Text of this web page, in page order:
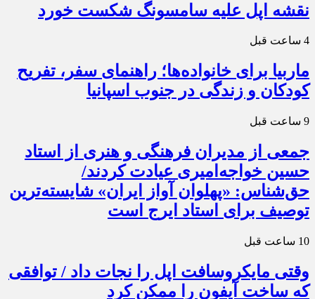
نقشه اپل علیه سامسونگ شکست خورد
4 ساعت قبل
ماربیا برای خانواده‌ها؛ راهنمای سفر، تفریح
کودکان و زندگی در جنوب اسپانیا
9 ساعت قبل
جمعی از مدیران فرهنگی و هنری از استاد
حسین خواجه‌امیری عیادت کردند/
حق‌شناس: «پهلوان آواز ایران» شایسته‌ترین
توصیف برای استاد ایرج است
10 ساعت قبل
وقتی مایکروسافت اپل را نجات داد / توافقی
که ساخت آیفون را ممکن کرد